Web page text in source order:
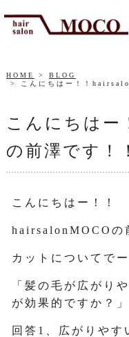
HOME
BLOG
こんにちはー！！
こんにちはー
の前澤です！
こんにちはー！！
hairsalonMOCOの
カットについてでー
「髪の毛が広がり
が効果的ですか？」
回答1、広がりやす